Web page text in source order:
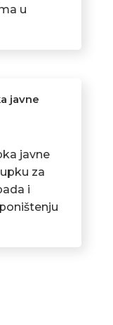
u
javne
javne
za
i